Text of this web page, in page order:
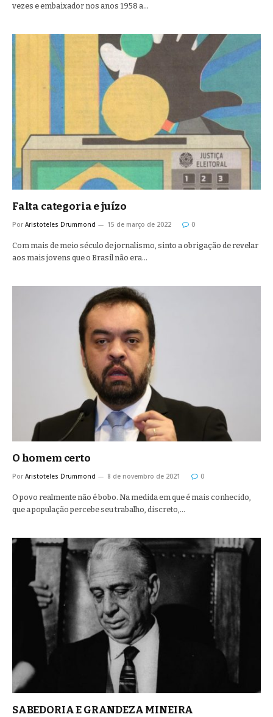
vezes e embaixador nos anos 1958 a…
Falta categoria e juízo
Por Aristoteles Drummond 15 de março de 2022 0
Com mais de meio século de jornalismo, sinto a obrigação de revelar
aos mais jovens que o Brasil não era…
O homem certo
Por Aristoteles Drummond 8 de novembro de 2021 0
O povo realmente não é bobo. Na medida em que é mais conhecido,
que a população percebe seu trabalho, discreto,…
SABEDORIA E GRANDEZA MINEIRA